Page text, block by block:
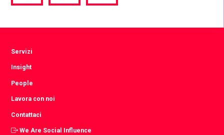
via
via
via
Servizi
Insight
People
Lavora con noi
Contattaci
We Are Social Influence